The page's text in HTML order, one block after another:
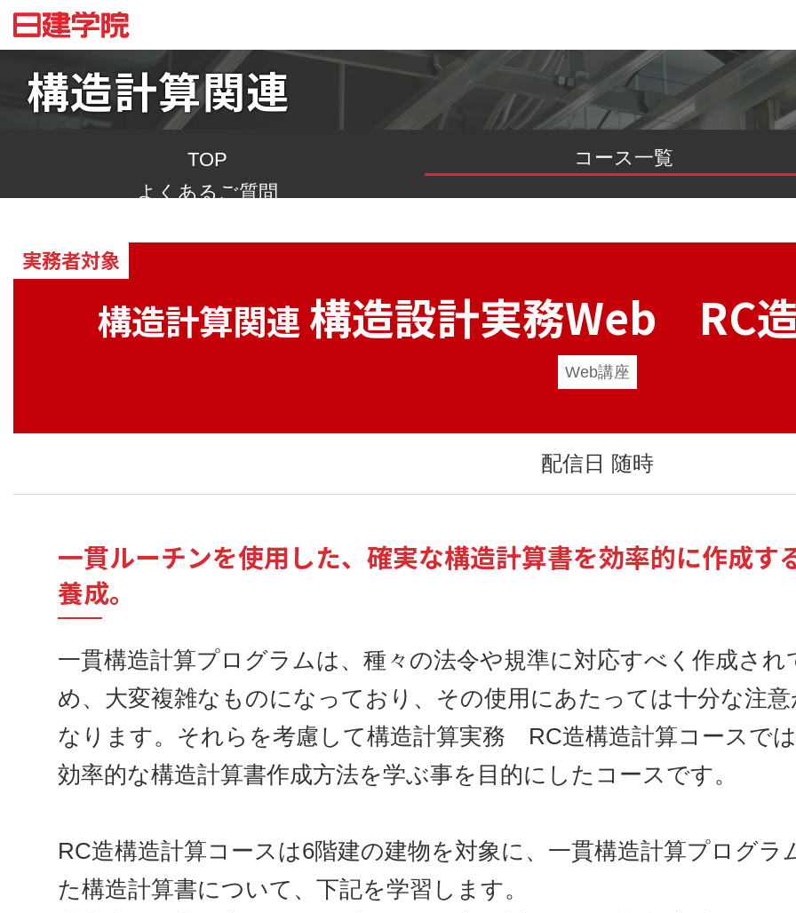
構造計算関連
TOP
コース一覧
よくあるご質問
実務者対象
構造計算関連構造設計実務Web RC
Web講座
配信日 随時
一貫ルーチンを使用した、確実な構造計算書を効率的に作成す
養成。
一貫構造計算プログラムは、種々の法令や規準に対応すべく作成され
め、大変複雑なものになっており、その使用にあたっては十分な注
なります。それらを考慮して構造計算実務 RC造構造計算コースで
効率的な構造計算書作成方法を学ぶ事を目的にしたコースです。
RC造構造計算コースは6階建の建物を対象に、一貫構造計算プログラ
た構造計算書について、下記を学習します。